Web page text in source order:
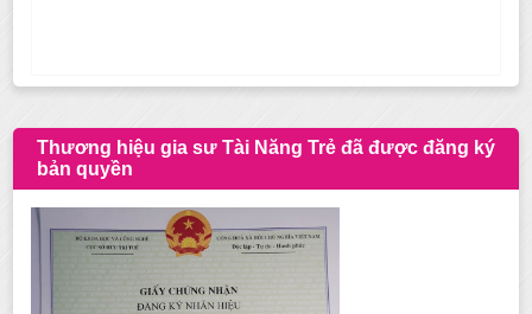
Thương hiệu gia sư Tài Năng Trẻ đã được đăng ký
bản quyền